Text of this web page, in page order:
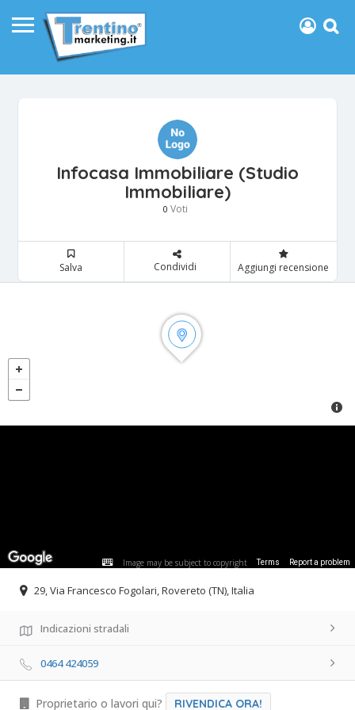
Infocasa Immobiliare (Studio
Immobiliare)
0 Voti
Salva Condividi Aggiungi recensione
Image may be subject to copyright Terms Report a problem
29, Via Francesco Fogolari, Rovereto (TN), Italia
Indicazioni stradali
0464 424059
Proprietario o lavori qui? RIVENDICA ORA!